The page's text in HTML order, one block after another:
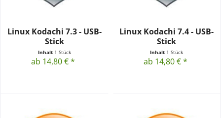
Linux Kodachi 7.3 - USB-
Stick
Inhalt 1 Stück
ab 14,80 € *
Linux Kodachi 7.4 - USB-
Stick
Inhalt 1 Stück
ab 14,80 € *